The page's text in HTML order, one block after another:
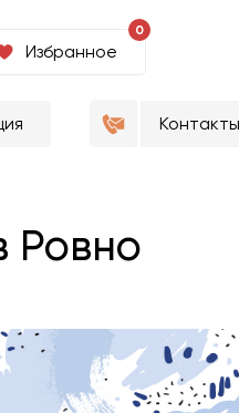
0
Избранное
Контакты
Ровно